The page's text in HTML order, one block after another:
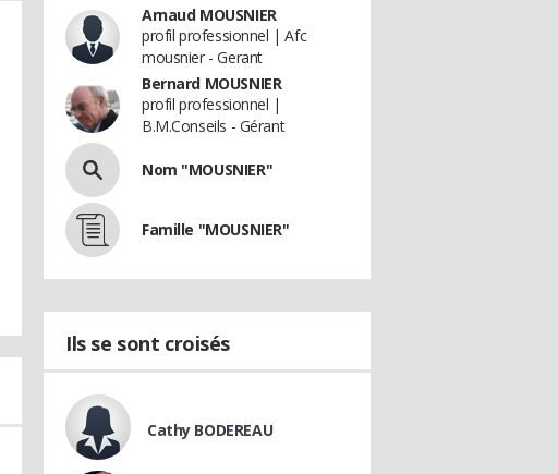
Arnaud MOUSNIER
profil professionnel | Afc
mousnier - Gerant
Bernard MOUSNIER
profil professionnel |
B.M.Conseils - Gérant
Nom "MOUSNIER"
Famille "MOUSNIER"
Ils se sont croisés
Cathy BODEREAU